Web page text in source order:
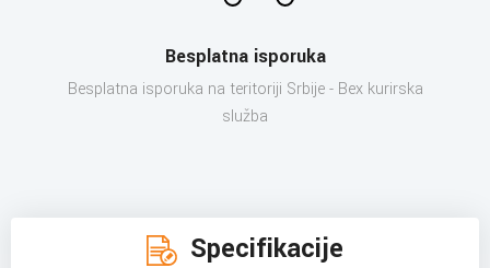
Besplatna isporuka
Besplatna isporuka na teritoriji Srbije - Bex kurirska
služba
Specifikacije